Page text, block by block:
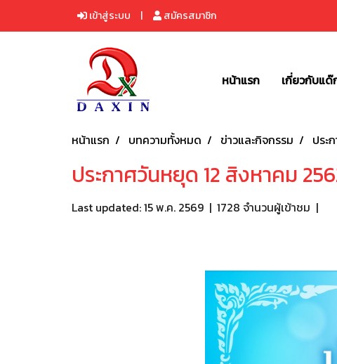
เข้าสู่ระบบ สมัครสมาชิก
หน้าแรก เกี่ยวกับแ
หน้าแรก บทความทั้งหมด ข่าวและกิจกรรม ประ
ประกาศวันหยุด 12 สิงหาคม
Last updated: 15 พ.ค. 2569 | 1728 จำนวนผู้เข้าชม |